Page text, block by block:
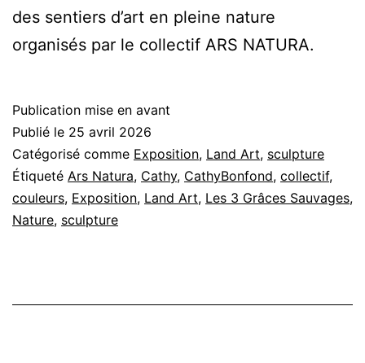
des sentiers d’art en pleine nature
organisés par le collectif ARS NATURA.
Publication mise en avant
Publié le 25 avril 2026
Catégorisé comme Exposition, Land Art, sculpture
Étiqueté Ars Natura, Cathy, CathyBonfond, collectif,
couleurs, Exposition, Land Art, Les 3 Grâces Sauvages,
Nature, sculpture